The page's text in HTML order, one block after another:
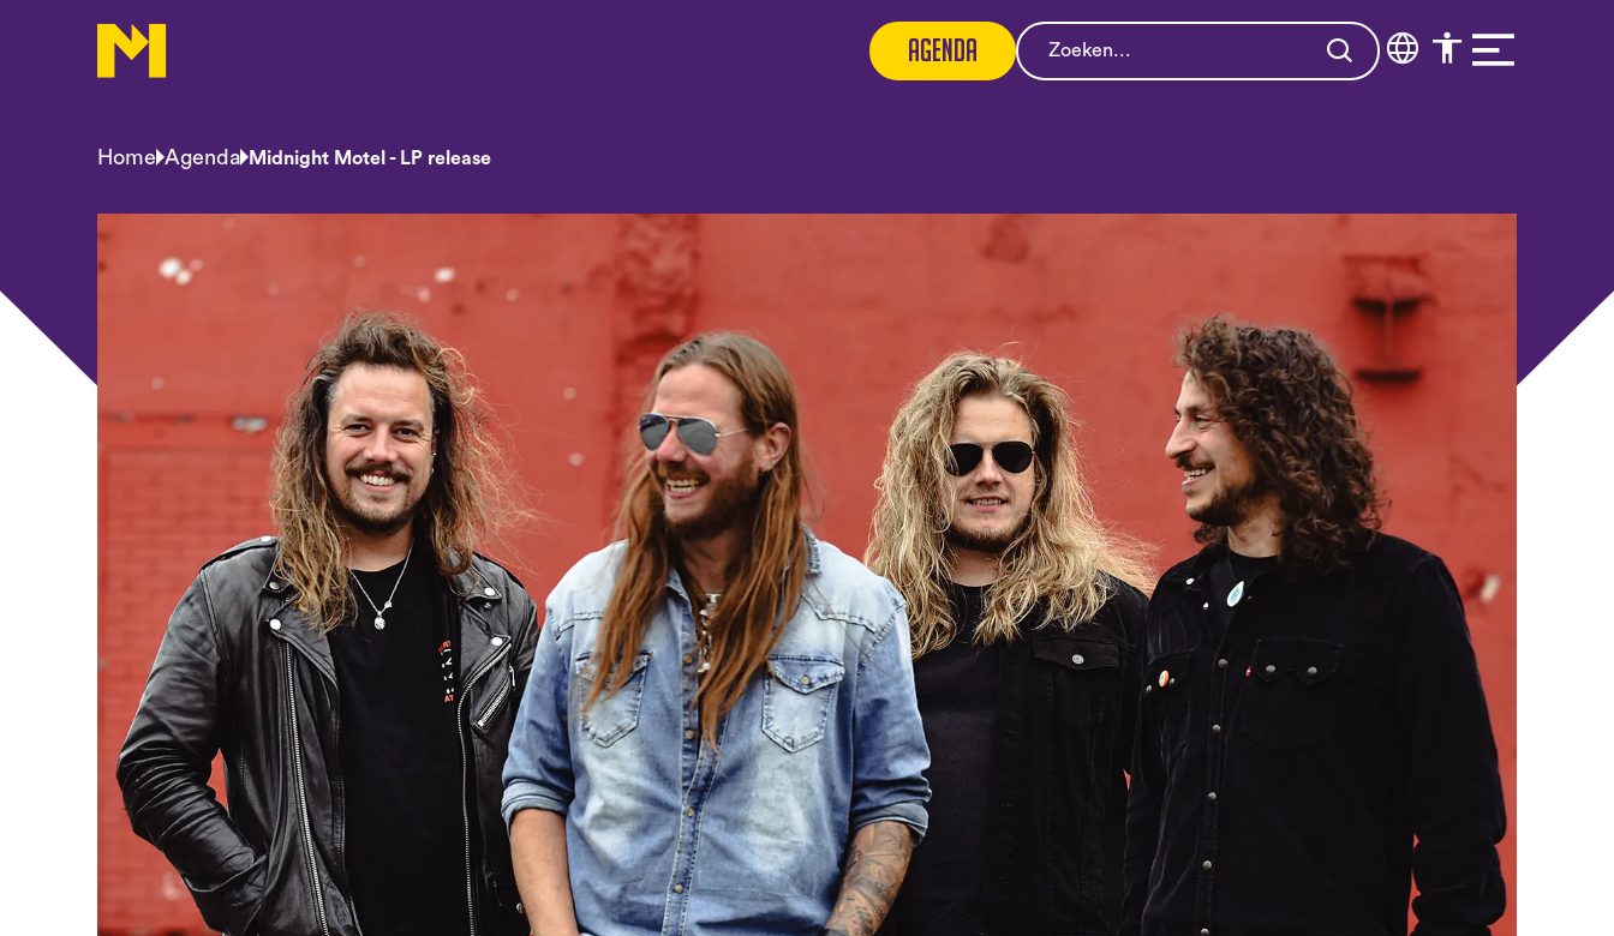
Agenda
Home Agenda Midnight Motel - LP release